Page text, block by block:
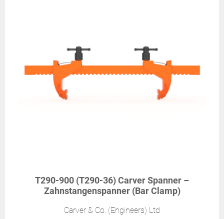
T290-900 (T290-36) Carver Spanner –
Zahnstangenspanner (Bar Clamp)
Carver & Co. (Engineers) Ltd